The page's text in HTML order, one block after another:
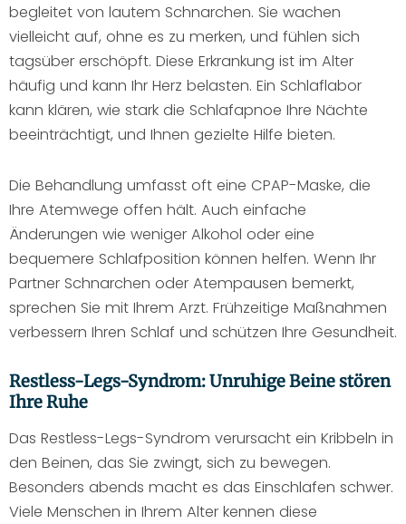
begleitet von lautem Schnarchen. Sie wachen
vielleicht auf, ohne es zu merken, und fühlen sich
tagsüber erschöpft. Diese Erkrankung ist im Alter
häufig und kann Ihr Herz belasten. Ein Schlaflabor
kann klären, wie stark die Schlafapnoe Ihre Nächte
beeinträchtigt, und Ihnen gezielte Hilfe bieten.
Die Behandlung umfasst oft eine CPAP-Maske, die
Ihre Atemwege offen hält. Auch einfache
Änderungen wie weniger Alkohol oder eine
bequemere Schlafposition können helfen. Wenn Ihr
Partner Schnarchen oder Atempausen bemerkt,
sprechen Sie mit Ihrem Arzt. Frühzeitige Maßnahmen
verbessern Ihren Schlaf und schützen Ihre Gesundheit.
Restless-Legs-Syndrom: Unruhige Beine stören
Ihre Ruhe
Das Restless-Legs-Syndrom verursacht ein Kribbeln in
den Beinen, das Sie zwingt, sich zu bewegen.
Besonders abends macht es das Einschlafen schwer.
Viele Menschen in Ihrem Alter kennen diese